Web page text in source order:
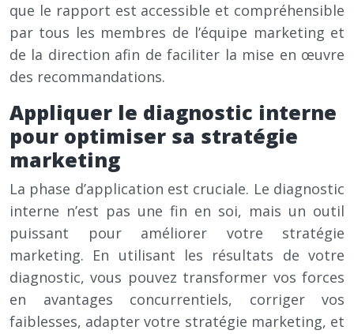
que le rapport est accessible et compréhensible
par tous les membres de l’équipe marketing et
de la direction afin de faciliter la mise en œuvre
des recommandations.
Appliquer le diagnostic interne
pour optimiser sa stratégie
marketing
La phase d’application est cruciale. Le diagnostic
interne n’est pas une fin en soi, mais un outil
puissant pour améliorer votre stratégie
marketing. En utilisant les résultats de votre
diagnostic, vous pouvez transformer vos forces
en avantages concurrentiels, corriger vos
faiblesses, adapter votre stratégie marketing, et